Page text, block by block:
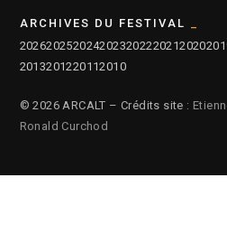
ARCHIVES DU FESTIVAL
2026202520242023202220212020
2013201220112010
© 2026 ARCALT – Crédits site :
Ronald Curchod